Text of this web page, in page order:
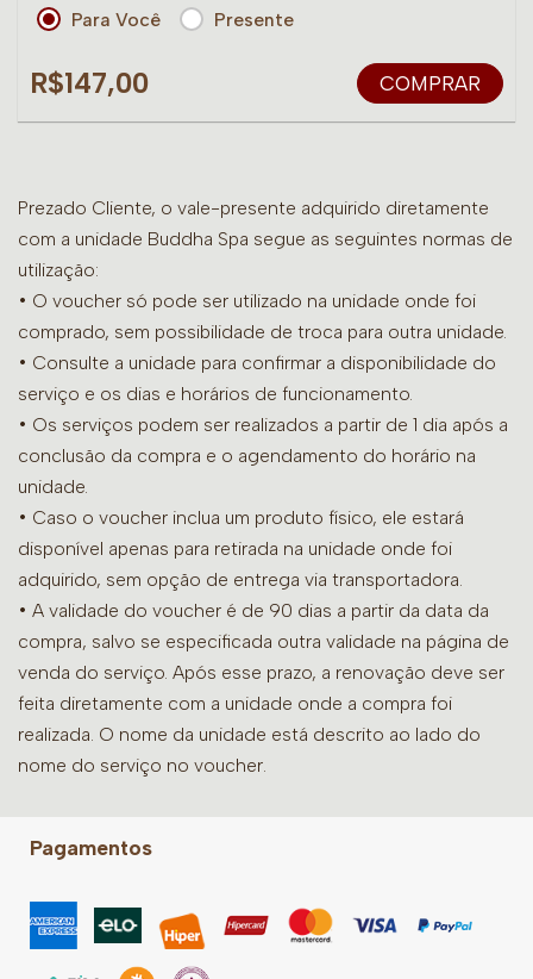
Para Você Presente
R$147,00 COMPRAR
Prezado Cliente, o vale-presente adquirido diretamente
com a unidade Buddha Spa segue as seguintes normas de
utilização:
• O voucher só pode ser utilizado na unidade onde foi
comprado, sem possibilidade de troca para outra unidade.
• Consulte a unidade para confirmar a disponibilidade do
serviço e os dias e horários de funcionamento.
• Os serviços podem ser realizados a partir de 1 dia após a
conclusão da compra e o agendamento do horário na
unidade.
• Caso o voucher inclua um produto físico, ele estará
disponível apenas para retirada na unidade onde foi
adquirido, sem opção de entrega via transportadora.
• A validade do voucher é de 90 dias a partir da data da
compra, salvo se especificada outra validade na página de
venda do serviço. Após esse prazo, a renovação deve ser
feita diretamente com a unidade onde a compra foi
realizada. O nome da unidade está descrito ao lado do
nome do serviço no voucher.
Pagamentos